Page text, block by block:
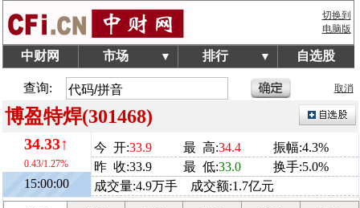
切换到
电脑版
中财网 市场 ▼ 排行 ▼ 自选股
查询: 取消
博盈特焊(301468)
34.33↑
0.43/1.27%
15:00:00
今 开:33.9 最 高:34.4
振幅:4.3%
昨 收:33.9
最 低:33.0
换手:5.0%
成交量:4.9万手 成交额:1.7亿元